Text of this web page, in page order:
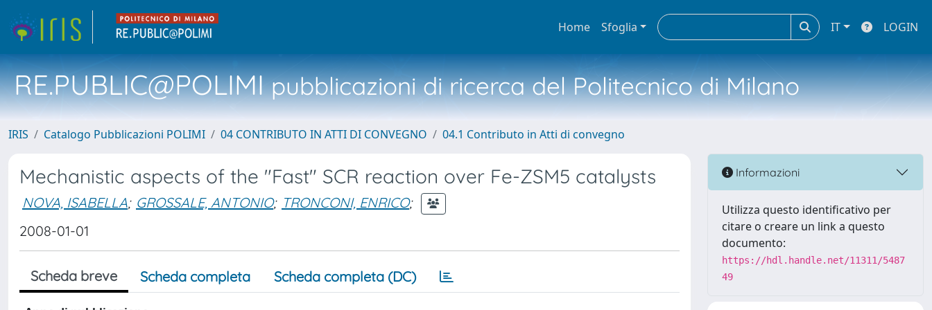
Home Sfoglia IT LOGIN
RE.PUBLIC@POLIMIpubblicazioni di ricerca del Politecnico di Milano
IRIS Catalogo Pubblicazioni POLIMI 04 CONTRIBUTO IN ATTI DI CONVEGNO 04.1 Contributo in Atti di convegno
Mechanistic aspects of the "Fast" SCR reaction over Fe-ZSM5 catalysts
NOVA, ISABELLA; GROSSALE, ANTONIO; TRONCONI, ENRICO;
2008-01-01
Scheda breve Scheda completa Scheda completa (DC)
Informazioni
Utilizza questo identificativo per
citare o creare un link a questo
documento:
https://hdl.handle.net/11311/5487
49